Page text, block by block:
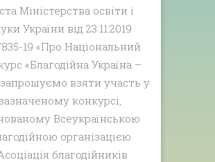
Міністерства освіти і
України від 23.11.2019
19 «Про Національний
«Благодійна Україна –
запрошуємо взяти участь у
зазначеному конкурсі,
Всеукраїнською
організацією
благодійників